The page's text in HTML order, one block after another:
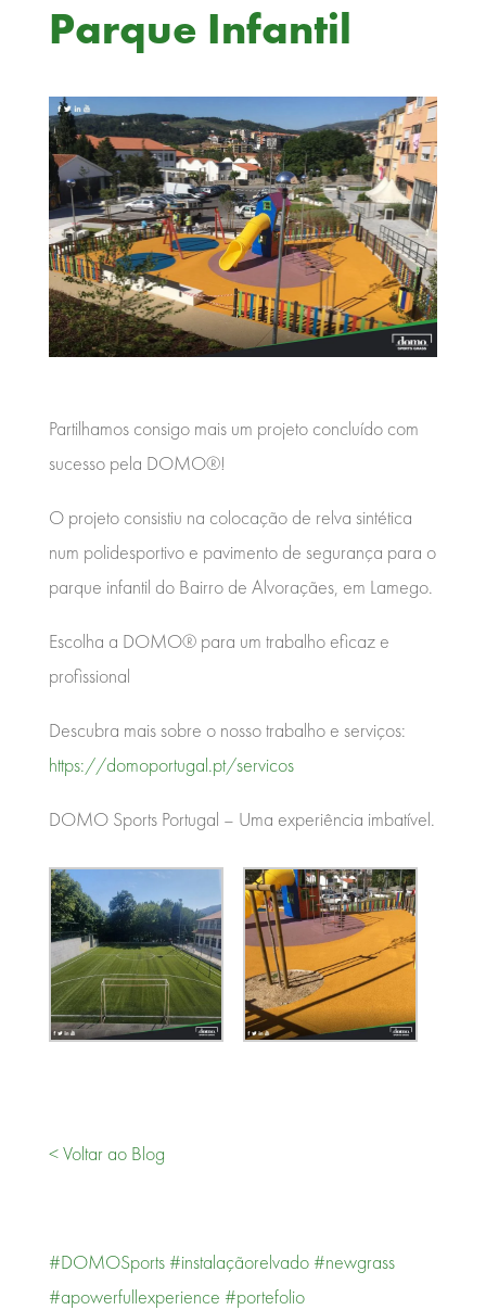
Parque Infantil
Partilhamos consigo mais um projeto concluído com
sucesso pela DOMO®!
O projeto consistiu na colocação de relva sintética
num polidesportivo e pavimento de segurança para o
parque infantil do Bairro de Alvoraçães, em Lamego.
Escolha a DOMO® para um trabalho eficaz e
profissional
Descubra mais sobre o nosso trabalho e serviços:
https://domoportugal.pt/servicos
DOMO Sports Portugal – Uma experiência imbatível.
< Voltar ao Blog
#DOMOSports #instalaçãorelvado #newgrass
#apowerfullexperience #portefolio